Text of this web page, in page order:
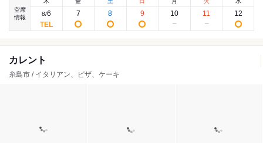
空席
情報
8/6 7 8 9 10 11 12
カレント
糸島市 / イタリアン、ピザ、ケーキ